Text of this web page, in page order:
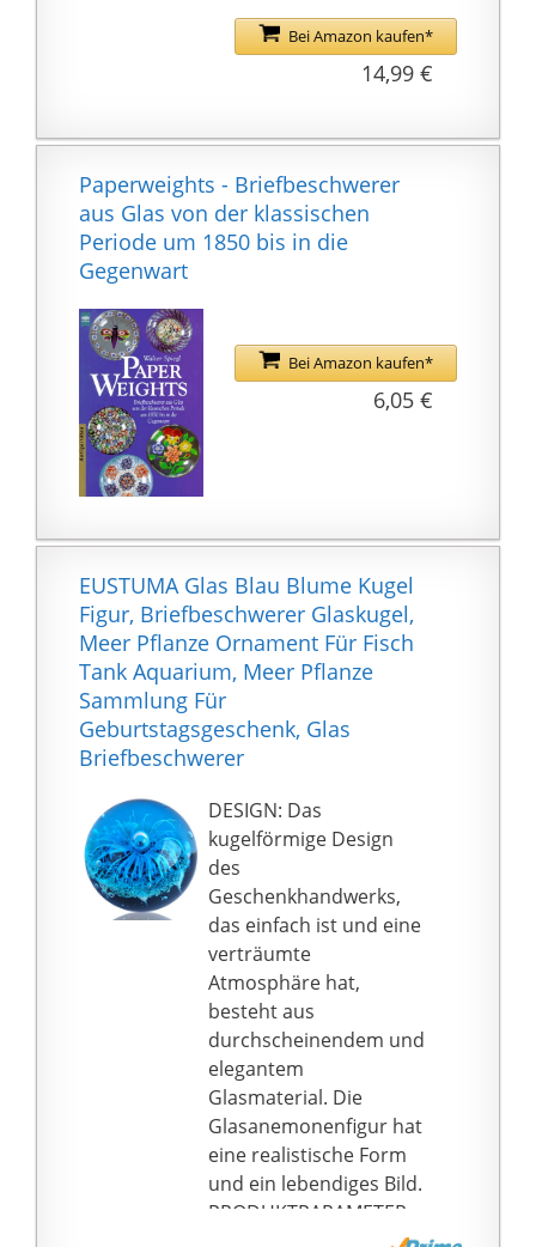
Schmetterling wird
mehr Spaß und Vitalität
erhöhen, wenn Sie ihn
Schlafzimmer, Büro
oder wo immer Sie
möchten.
Kommt in einer
schönen Geschenk-Box,
Mutter, Frau, beste
Freunde, Lehrer oder
jeden, den Sie lieben.
Wenn Sie den Artikel
aus irgendeinem Grund
nicht zufrieden sind,
kontaktieren Sie uns
einfach, wir werden
unser Bestes
versuchen, es innerhalb
von 24 Stunden für Sie
zu lösen.
Bei Amazon kaufen*
14,99 €
Paperweights - Briefbeschwerer
aus Glas von der klassischen
Periode um 1850 bis in die
Gegenwart
Bei Amazon kaufen*
6,05 €
EUSTUMA Glas Blau Blume Kugel
Figur, Briefbeschwerer Glaskugel,
Meer Pflanze Ornament Für Fisch
Tank Aquarium, Meer Pflanze
Sammlung Für
Geburtstagsgeschenk, Glas
Briefbeschwerer
DESIGN: Das
kugelförmige Design
des
Geschenkhandwerks,
das einfach ist und eine
verträumte
Atmosphäre hat,
besteht aus
durchscheinendem und
elegantem
Glasmaterial. Die
Glasanemonenfigur hat
eine realistische Form
und ein lebendiges Bild.
PRODUKTPARAMETER:
Größe 3.15 x 3.15 x 3.15